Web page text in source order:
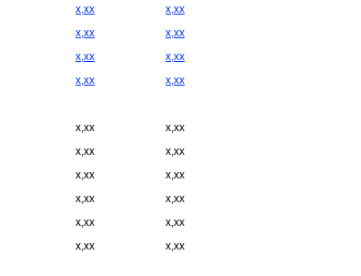
x,xx
x,xx
x,xx
x,xx
x,xx
x,xx
x,xx x,xx
x,xx
x,xx
x,xx
x,xx
x,xx
x,xx
x,xx
x,xx
x,xx
x,xx
x,xx x,xx